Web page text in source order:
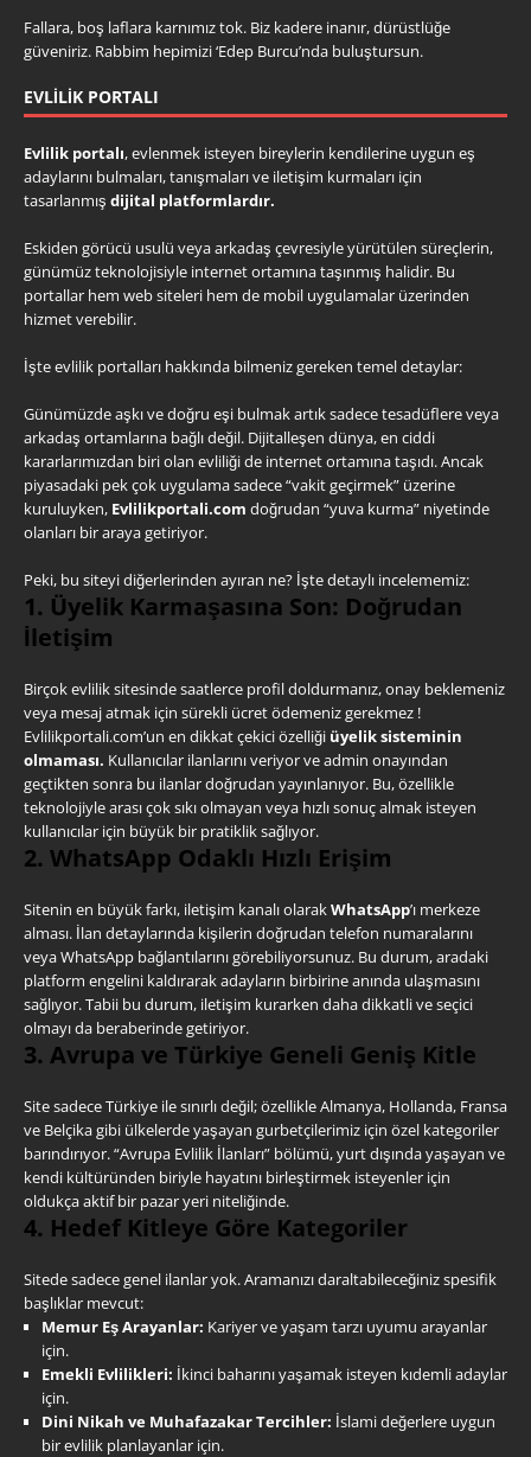
Fallara, boş laflara karnımız tok. Biz kadere inanır, dürüstlüğe
güveniriz. Rabbim hepimizi ‘Edep Burcu’nda buluştursun.
EVLILIK PORTALI
Evlilik portalı, evlenmek isteyen bireylerin kendilerine uygun eş
adaylarını bulmaları, tanışmaları ve iletişim kurmaları için
tasarlanmış dijital platformlardır.
Eskiden görücü usulü veya arkadaş çevresiyle yürütülen süreçlerin,
günümüz teknolojisiyle internet ortamına taşınmış halidir. Bu
portallar hem web siteleri hem de mobil uygulamalar üzerinden
hizmet verebilir.
İşte evlilik portalları hakkında bilmeniz gereken temel detaylar:
Günümüzde aşkı ve doğru eşi bulmak artık sadece tesadüflere veya
arkadaş ortamlarına bağlı değil. Dijitalleşen dünya, en ciddi
kararlarımızdan biri olan evliliği de internet ortamına taşıdı. Ancak
piyasadaki pek çok uygulama sadece “vakit geçirmek” üzerine
kuruluyken, Evlilikportali.com doğrudan “yuva kurma” niyetinde
olanları bir araya getiriyor.
Peki, bu siteyi diğerlerinden ayıran ne? İşte detaylı incelememiz:
1. Üyelik Karmaşasına Son: Doğrudan
İletişim
Birçok evlilik sitesinde saatlerce profil doldurmanız, onay beklemeniz
veya mesaj atmak için sürekli ücret ödemeniz gerekmez !
Evlilikportali.com’un en dikkat çekici özelliği üyelik sisteminin
olmaması. Kullanıcılar ilanlarını veriyor ve admin onayından
geçtikten sonra bu ilanlar doğrudan yayınlanıyor. Bu, özellikle
teknolojiyle arası çok sıkı olmayan veya hızlı sonuç almak isteyen
kullanıcılar için büyük bir pratiklik sağlıyor.
2. WhatsApp Odaklı Hızlı Erişim
Sitenin en büyük farkı, iletişim kanalı olarakWhatsApp’ı merkeze
alması. İlan detaylarında kişilerin doğrudan telefon numaralarını
veya WhatsApp bağlantılarını görebiliyorsunuz. Bu durum, aradaki
platform engelini kaldırarak adayların birbirine anında ulaşmasını
sağlıyor. Tabii bu durum, iletişim kurarken daha dikkatli ve seçici
olmayı da beraberinde getiriyor.
3. Avrupa ve Türkiye Geneli Geniş Kitle
Site sadece Türkiye ile sınırlı değil; özellikle Almanya, Hollanda, Fransa
ve Belçika gibi ülkelerde yaşayan gurbetçilerimiz için özel kategoriler
barındırıyor. “Avrupa Evlilik İlanları” bölümü, yurt dışında yaşayan ve
kendi kültüründen biriyle hayatını birleştirmek isteyenler için
oldukça aktif bir pazar yeri niteliğinde.
4. Hedef Kitleye Göre Kategoriler
Sitede sadece genel ilanlar yok. Aramanızı daraltabileceğiniz spesifik
başlıklar mevcut:
Memur Eş Arayanlar: Kariyer ve yaşam tarzı uyumu arayanlar
için.
Emekli Evlilikleri: İkinci baharını yaşamak isteyen kıdemli adaylar
için.
Dini Nikah ve Muhafazakar Tercihler: İslami değerlere uygun
bir evlilik planlayanlar için.